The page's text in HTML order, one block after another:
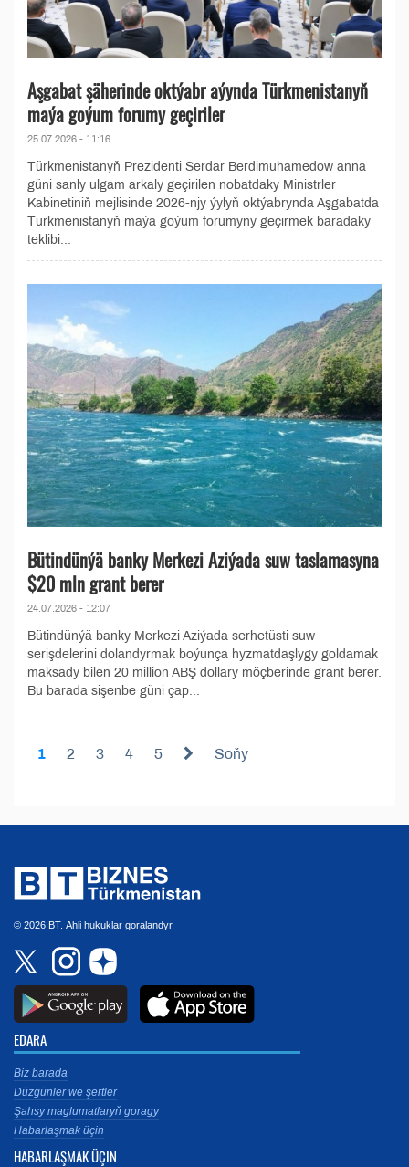
Aşgabat şäherinde oktýabr aýynda Türkmenistanyň
maýa goýum forumy geçiriler
25.07.2026 - 11:16
Türkmenistanyň Prezidenti Serdar Berdimuhamedow anna
güni sanly ulgam arkaly geçirilen nobatdaky Ministrler
Kabinetiniň mejlisinde 2026-njy ýylyň oktýabrynda Aşgabatda
Türkmenistanyň maýa goýum forumyny geçirmek baradaky
teklibi...
Bütindünýä banky Merkezi Aziýada suw taslamasyna
$20 mln grant berer
24.07.2026 - 12:07
Bütindünýä banky Merkezi Aziýada serhetüsti suw
serişdelerini dolandyrmak boýunça hyzmatdaşlygy goldamak
maksady bilen 20 million ABŞ dollary möçberinde grant berer.
Bu barada sişenbe güni çap...
1 2 3 4 5 Soňy
© 2026 BT. Ähli hukuklar goralandyr.
EDARA
Biz barada
Düzgünler we şertler
Şahsy maglumatlaryň goragy
Habarlaşmak üçin
HABARLAŞMAK ÜÇIN